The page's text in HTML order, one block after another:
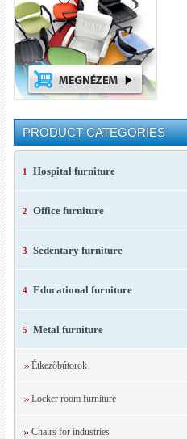
PRODUCT CATEGORIES
1 Hospital furniture
2 Office furniture
3 Sedentary furniture
4 Educational furniture
5 Metal furniture
Étkezőbútorok
Locker room furniture
Chairs for industries